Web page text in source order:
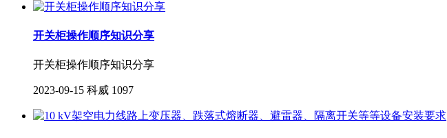
开关柜操作顺序知识分享
开关柜操作顺序知识分享
2023-09-15 科威 1097